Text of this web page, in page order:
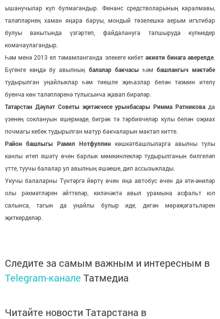
ышанучылар күп булмагандыр. Финанс средстволарыныӊ каралмавы,
таләпләрнеӊ хаман яӊара баруы, мондый төзелешкә аерым игътибар
булуы вакытында үзгәртеп, файдалануга тапшыруда күпмедер
комачаулагандыр.
Һәм менә 2013 ел тәмамланганда элекеге кибет әкияти бинага әверелде.
Бүгенге көӊдә бу авылныӊ балалар бакчасы һәм башлангыч мәктәбе
тудырылган уӊайлыклар һәм тиешле җиһазлар белән тәэмин ителү
буенча көн таләпләренә тулысынча җавап бирәләр.
Татарстан Дәүләт Советы җитәкчесе урынбасары Римма Ратникова да
үзенеӊ соклануын яшермәде, бигрәк тә тәрбиячеләр кулы белән оҗмах
почмагы кебек тудырылган матур бакчаларын мактап китте.
Район башлыгы Рамил Нотфуллин көшкәтбашлыларга авылны тулы
канлы итеп яшәтү өчен барлык мөмкинлекләр тудырылганын билгеләп
үтте, туучы балалар ул авылныӊ яшәеше, дип ассызыклады.
Укучы балаларны Түнтәргә йөртү өчен яӊа автобус өчен дә әти-әниләр
олы рәхмәтләрен әйттеләр, киләчәктә авыл урамына асфальт юл
салынса, тагын да уӊайлы булыр иде, дигән мөрәҗәгатьләрен
җиткерделәр.
Следите за самым важным и интересным в
Telegram-канале Татмедиа
Читайте новости Татарстана в